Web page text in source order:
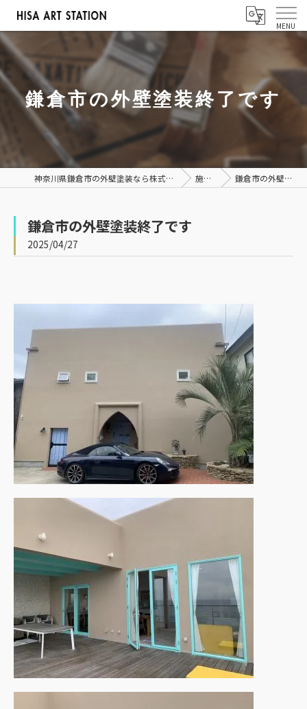
鎌倉市の外壁塗装終了です
神奈川県鎌倉市の外壁塗装なら株式会社ヒサアートステーション 施工事例 鎌倉市の外壁塗装終了です
鎌倉市の外壁塗装終了です
2025/04/27